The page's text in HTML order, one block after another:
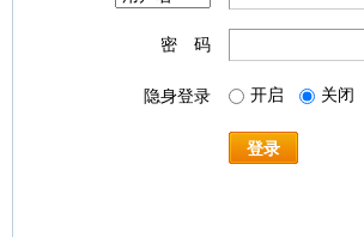
密 码
隐身登录 开启 关闭
登录